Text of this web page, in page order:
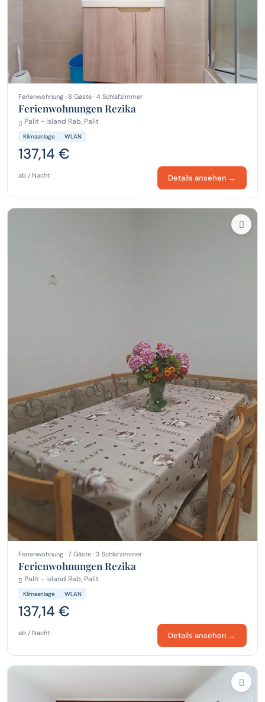
Ferienwohnung · 8 Gäste · 4 Schlafzimmer
Ferienwohnungen Rezika
Palit - island Rab, Palit
Klimaanlage WLAN
137,14 €
ab / Nacht Details ansehen →
Ferienwohnung · 7 Gäste · 3 Schlafzimmer
Ferienwohnungen Rezika
Palit - island Rab, Palit
Klimaanlage WLAN
137,14 €
ab / Nacht Details ansehen →